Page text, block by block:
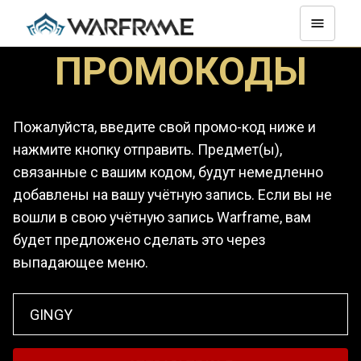
ПРОМОКОДЫ
Пожалуйста, введите свой промо-код ниже и
нажмите кнопку отправить. Предмет(ы),
связанные с вашим кодом, будут немедленно
добавлены на вашу учётную запись. Если вы не
вошли в свою учётную запись Warframe, вам
будет предложено сделать это через
выпадающее меню.